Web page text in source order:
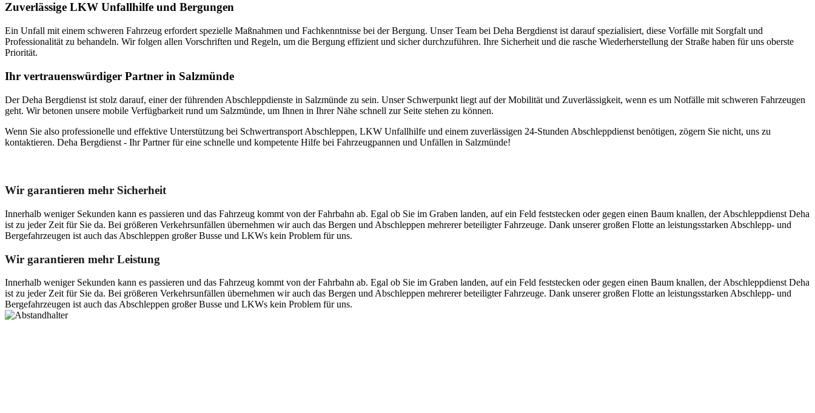
Zuverlässige LKW Unfallhilfe und Bergungen
Ein Unfall mit einem schweren Fahrzeug erfordert spezielle Maßnahmen und Fachkenntnisse bei der Bergung. Unser Team bei Deha Bergdienst ist darauf spezialisiert, diese Vorfälle mit Sorgfalt und
Professionalität zu behandeln. Wir folgen allen Vorschriften und Regeln, um die Bergung effizient und sicher durchzuführen. Ihre Sicherheit und die rasche Wiederherstellung der Straße haben für uns oberste
Priorität.
Ihr vertrauenswürdiger Partner in Salzmünde
Der Deha Bergdienst ist stolz darauf, einer der führenden Abschleppdienste in Salzmünde zu sein. Unser Schwerpunkt liegt auf der Mobilität und Zuverlässigkeit, wenn es um Notfälle mit schweren Fahrzeugen
geht. Wir betonen unsere mobile Verfügbarkeit rund um Salzmünde, um Ihnen in Ihrer Nähe schnell zur Seite stehen zu können.
Wenn Sie also professionelle und effektive Unterstützung bei Schwertransport Abschleppen, LKW Unfallhilfe und einem zuverlässigen 24-Stunden Abschleppdienst benötigen, zögern Sie nicht, uns zu
kontaktieren. Deha Bergdienst - Ihr Partner für eine schnelle und kompetente Hilfe bei Fahrzeugpannen und Unfällen in Salzmünde!
Wir garantieren mehr Sicherheit
Innerhalb weniger Sekunden kann es passieren und das Fahrzeug kommt von der Fahrbahn ab. Egal ob Sie im Graben landen, auf ein Feld feststecken oder gegen einen Baum knallen, der Abschleppdienst Deha
ist zu jeder Zeit für Sie da. Bei größeren Verkehrsunfällen übernehmen wir auch das Bergen und Abschleppen mehrerer beteiligter Fahrzeuge. Dank unserer großen Flotte an leistungsstarken Abschlepp- und
Bergefahrzeugen ist auch das Abschleppen großer Busse und LKWs kein Problem für uns.
Wir garantieren mehr Leistung
Innerhalb weniger Sekunden kann es passieren und das Fahrzeug kommt von der Fahrbahn ab. Egal ob Sie im Graben landen, auf ein Feld feststecken oder gegen einen Baum knallen, der Abschleppdienst Deha
ist zu jeder Zeit für Sie da. Bei größeren Verkehrsunfällen übernehmen wir auch das Bergen und Abschleppen mehrerer beteiligter Fahrzeuge. Dank unserer großen Flotte an leistungsstarken Abschlepp- und
Bergefahrzeugen ist auch das Abschleppen großer Busse und LKWs kein Problem für uns.